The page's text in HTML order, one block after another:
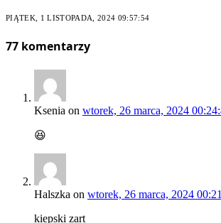
PIĄTEK, 1 LISTOPADA, 2024 09:57:54
77 komentarzy
Ksenia on wtorek, 26 marca, 2024
😆
Halszka on wtorek, 26 marca, 2024
kiepski zart